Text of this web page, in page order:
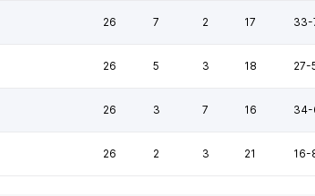
26 7 2 17 33-
26 5 3 18 27-
26 3 7 16 34-
26 2 3 21 16-